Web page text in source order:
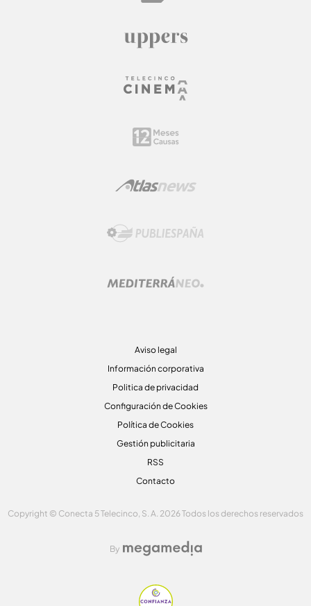
Aviso legal
Información corporativa
Politica de privacidad
Configuración de Cookies
Política de Cookies
Gestión publicitaria
RSS
Contacto
Copyright © Conecta 5 Telecinco, S. A. 2026 Todos los derechos reservados
By